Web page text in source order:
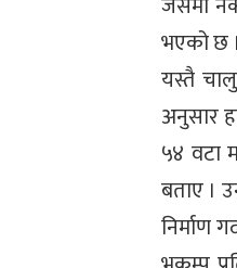
भएको छ
यस्तै
अनुसार
५४ वटा
बताए ।
निर्माण